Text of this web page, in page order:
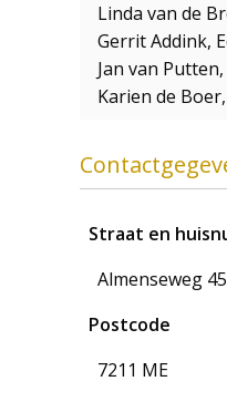
Linda van de
Gerrit Addink,
Jan van
Karien de
Straat en
Almenseweg
Postcode
7211 ME